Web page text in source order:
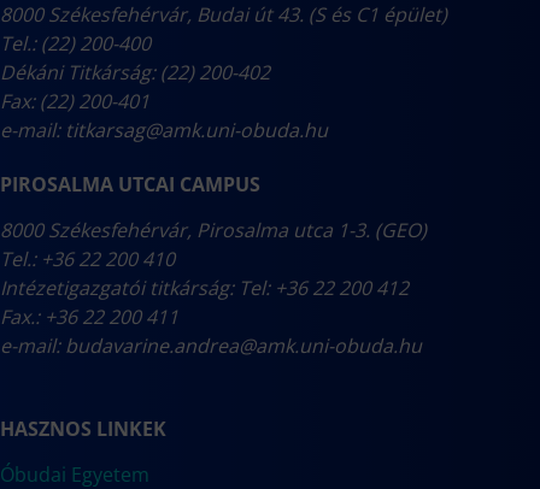
8000 Székesfehérvár, Budai út 43. (S és C1 épület)
Tel.: (22) 200-400
Dékáni Titkárság: (22) 200-402
Fax: (22) 200-401
e-mail: titkarsag@amk.uni-obuda.hu
PIROSALMA UTCAI CAMPUS
8000 Székesfehérvár, Pirosalma utca 1-3. (GEO)
Tel.: +36 22 200 410
Intézetigazgatói titkárság: Tel: +36 22 200 412
Fax.: +36 22 200 411
e-mail:budavarine.andrea@amk.uni-obuda.hu
HASZNOS LINKEK
Óbudai Egyetem